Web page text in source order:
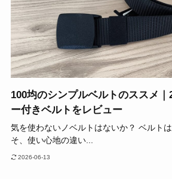
100均のシンプルベルトのススメ
ー付きベルトをレビュー
気を使わないノベルトはないか？ ベルト
そ、使い心地の違い...
2026-06-13